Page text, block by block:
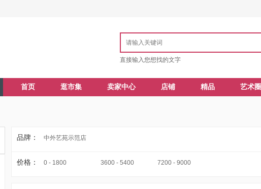
直接输入您想找的文字
首页 逛市集 卖家中心 店铺 精品 艺术圈
品牌： 中外艺苑示范店
价格： 0 - 1800 3600 - 5400 7200 - 9000